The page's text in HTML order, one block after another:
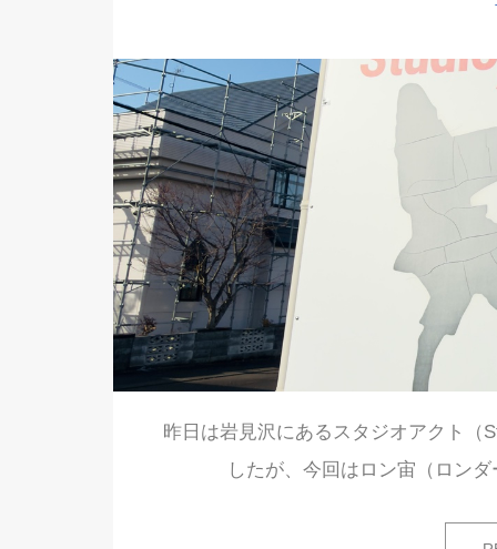
昨日は岩見沢にあるスタジオアクト（
したが、今回はロン宙（ロン